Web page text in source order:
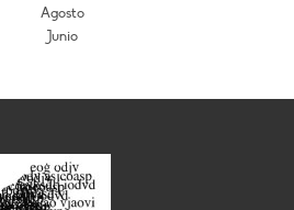
Agosto
Junio